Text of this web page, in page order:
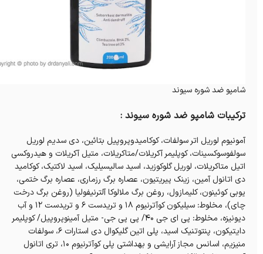
شامپو ضد شوره سیوند
ترکیبات شامپو ضد شوره سیوند :
آمونیوم لوریل اتر سولفات، کوکامیدوپروپیل بتائین، دی سدیم لوریل
سولفوسوکسینات، کوپلیمر آکریلات/متاکریلات، متیل آکریلات و هیدروکسی
اتیل متاکریلات، لوریل گلوکوزید، اسید سالیسیلیک، اسید لاکتیک، کوکامید
دی اتانول آمین، زینک پیریتیون، عصاره برگ رزماری، عصاره برگ ختمی،
یوبی کوئینون، کلیمازول، روغن برگ ملالوکا آلترنیفولیا (روغن برگ درخت
چای)، مخلوط: سیلیکون کوآترنیوم 18 و تریدست 6 و تریدست 12 و آب
دیونیزه، مخلوط: پی ای جی 40/ پی پی جی- متیل آمینوپروپیل/ کوپلیمر
دایتیکون، پنتوتنیک اسید، پلی اتین گلیکوال دی استارات 6، سولفات
منیزیم، اسانس مجاز آرایشی و بهداشتی پلی کوآترنیوم 10، تری اتانول